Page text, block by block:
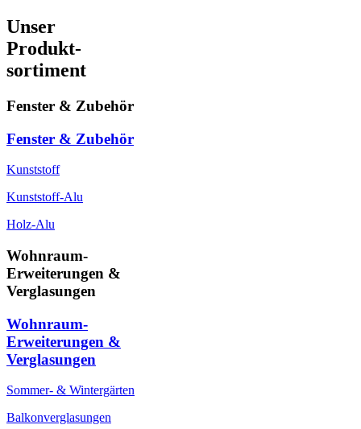
Unser
Produkt-
sortiment
Fenster & Zubehör
Fenster & Zubehör
Kunststoff
Kunststoff-Alu
Holz-Alu
Wohnraum-
Erweiterungen &
Verglasungen
Wohnraum-
Erweiterungen &
Verglasungen
Sommer- & Wintergärten
Balkonverglasungen